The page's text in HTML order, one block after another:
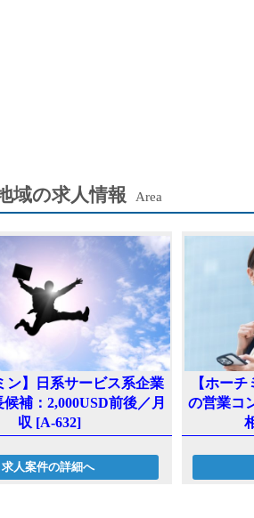
域の求人情報 Area
ン】日系サービス系企業
補：2,000USD前後／月
収 [A-632]
求人案件の詳細へ
【ホー
の営業コ